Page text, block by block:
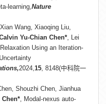
learning,Nature
Wang, Xiaoqing Liu,
Yu-Chian Chen*, Lei
Using an Iteration-
2024,15, 8148(中科院一
Shouzhi Chen, Jianhua
Chen*, Modal-nexus auto-